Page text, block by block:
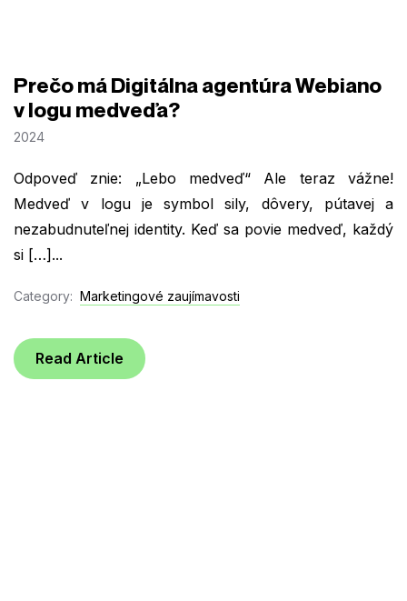
Prečo má Digitálna agentúra Webiano
v logu medveďa?
2024
Odpoveď znie: „Lebo medveď“ Ale teraz vážne!
Medveď v logu je symbol sily, dôvery, pútavej a
nezabudnuteľnej identity. Keď sa povie medveď, každý
si […]...
Category: Marketingové zaujímavosti
Read Article